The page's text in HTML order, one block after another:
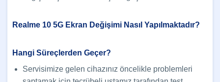
Realme 10 5G Ekran Değişimi Nasıl Yapılmaktadır?
Hangi Süreçlerden Geçer?
Servisimize gelen cihazınız öncelikle problemleri